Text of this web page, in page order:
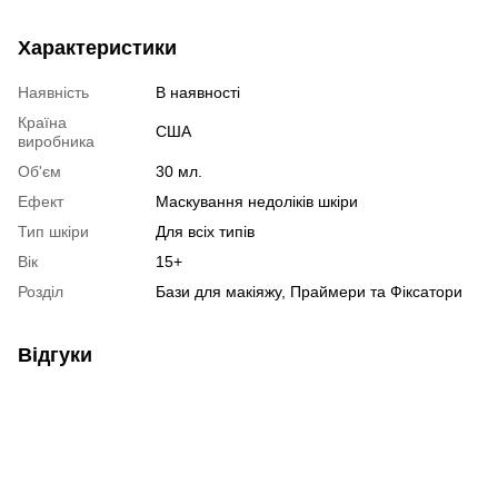
Характеристики
Наявність
В наявності
Країна
виробника
США
Об'єм
30 мл.
Ефект
Маскування недоліків шкіри
Тип шкіри
Для всіх типів
Вік
15+
Розділ
Бази для макіяжу, Праймери та Фіксатори
Відгуки